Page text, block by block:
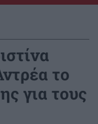
το
για τους